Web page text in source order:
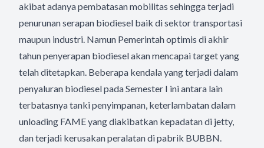
akibat adanya pembatasan mobilitas sehingga terjadi
penurunan serapan biodiesel baik di sektor transportasi
maupun industri. Namun Pemerintah optimis di akhir
tahun penyerapan biodiesel akan mencapai target yang
telah ditetapkan. Beberapa kendala yang terjadi dalam
penyaluran biodiesel pada Semester I ini antara lain
terbatasnya tanki penyimpanan, keterlambatan dalam
unloading FAME yang diakibatkan kepadatan di jetty,
dan terjadi kerusakan peralatan di pabrik BUBBN.